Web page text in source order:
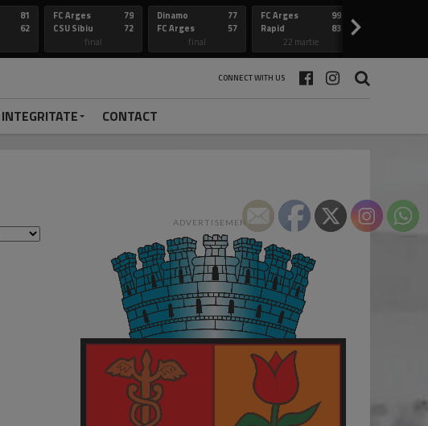
81
62
FC Arges
CSU Sibiu
79
72
final
Dinamo
FC Arges
77
57
final
FC Arges
Rapid
99
83
22 martie
>
CONNECT WITH US
INTEGRITATE CONTACT
ADVERTISEMENT